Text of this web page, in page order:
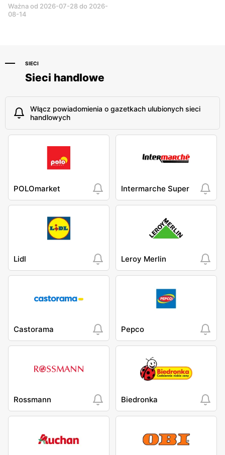
Ważna od 2026-07-28 do 2026-
08-14
SIECI
Sieci handlowe
Włącz powiadomienia o gazetkach ulubionych sieci
handlowych
POLOmarket Intermarche Super
Lidl Leroy Merlin
Castorama Pepco
Rossmann Biedronka